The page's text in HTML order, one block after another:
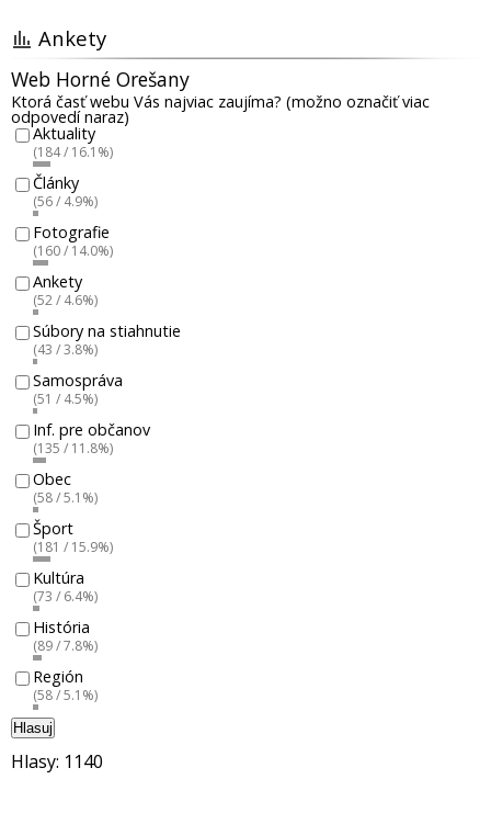
Ankety
Web Horné Orešany
Ktorá časť webu Vás najviac zaujíma? (možno označiť viac
odpovedí naraz)
Aktuality
(184 / 16.1%)
Články
(56 / 4.9%)
Fotografie
(160 / 14.0%)
Ankety
(52 / 4.6%)
Súbory na stiahnutie
(43 / 3.8%)
Samospráva
(51 / 4.5%)
Inf. pre občanov
(135 / 11.8%)
Obec
(58 / 5.1%)
Šport
(181 / 15.9%)
Kultúra
(73 / 6.4%)
História
(89 / 7.8%)
Región
(58 / 5.1%)
Hlasuj
Hlasy: 1140